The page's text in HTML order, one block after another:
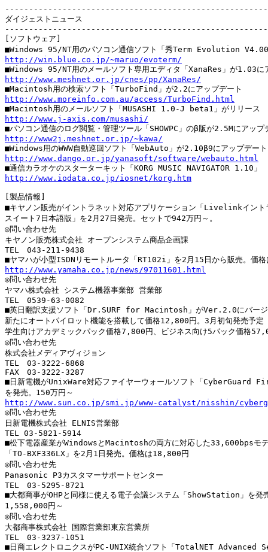
ダイジェストニュース
[ソフトウェア]
http://win.blue.co.jp/~maruo/evoterm/
http://www.meshnet.or.jp/cnes/pp/XanaRes/
http://www.moreinfo.com.au/access/TurboFind.html
http://www.j-axis.com/musashi/
http://www2j.meshnet.or.jp/~kawa/
http://www.dango.or.jp/yanasoft/software/webauto.html
http://www.iodata.co.jp/iosnet/korg.htm
[製品情報]
■キヤノン販売がイントラネット対応アプリケーション「Livelinkイント
スイート7日本語版」を2月27日発売。セットで942万円～。
◎問い合わせ先
キヤノン販売株式会社 オープンシステム商品企画課
TEL　043-211-9438
http://www.yamaha.co.jp/news/97011601.html
◎問い合わせ先
ヤマハ株式会社 システム機器事業部 営業部
TEL　0539-63-0082
■英日翻訳支援ソフト「Dr.SURF for Macintosh」がVer.2.0にバージ
新たにオートパイロット機能を搭載して価格12,800円。3月初旬発売予定
学生向けアカデミックパック価格7,800円、ビジネス向け5パック価格
◎問い合わせ先
株式会社メディアヴィジョン
TEL　03-3222-6868
FAX　03-3222-3287
■日新電機がUnixWare対応ファイヤーウォールソフト「CyberGuard
http://www.sun.co.jp/smi.jp/www-catalyst/nisshin/
◎問い合わせ先
日新電機株式会社 ELNIS営業部
TEL 03-5821-5914
■松下電器産業がWindowsとMacintoshの両方に対応した33,600bpsモ
「TO-BXF336LX」を2月1日発売。価格は18,800円
◎問い合わせ先
Panasonic P3カスタマーサポートセンター
TEL　03-5295-8721
■大都商事がOHPと同様に使える電子会議システム「ShowStation」を発
1,558,000円～
◎問い合わせ先
大都商事株式会社 国際営業部東京営業所
TEL　03-3237-1051
■日商エレクトロニクスがPC-UNIX統合ソフト「TotalNET Advanced